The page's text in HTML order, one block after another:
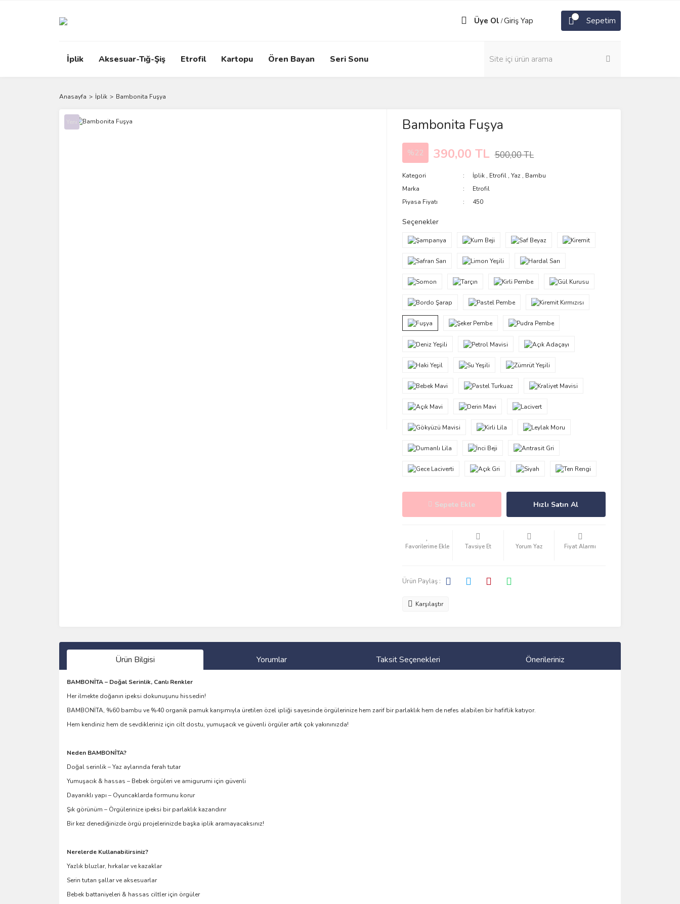
Üye Ol /Giriş Yap Sepetim
İplik Aksesuar-Tığ-Şiş Etrofil Kartopu Ören Bayan Seri Sonu
Anasayfa İplik Bambonita Fuşya
Bambonita Fuşya
%22 390,00 TL 500,00 TL
Kategori İplik , Etrofil,Yaz , Bambu
Marka
Etrofil
Piyasa Fiyatı
450
Seçenekler
Sepete Ekle Hızlı Satın Al
Tavsiye Et Yorum Yaz Fiyat Alarmı
Ürün Paylaş :
Karşılaştır
Ürün Bilgisi Yorumlar Taksit Seçenekleri Önerileriniz
BAMBONİTA – Doğal Serinlik, Canlı Renkler
Her ilmekte doğanın ipeksi dokunuşunu hissedin!
BAMBONİTA, %60 bambu ve %40 organik pamuk karışımıyla üretilen özel ipliği sayesinde örgülerinize hem zarif bir parlaklık hem de nefes alabilen bir hafiflik katıyor.
Hem kendiniz hem de sevdikleriniz için cilt dostu, yumuşacık ve güvenli örgüler artık çok yakınınızda!
Neden BAMBONİTA?
Doğal serinlik – Yaz aylarında ferah tutar
Yumuşacık & hassas – Bebek örgüleri ve amigurumi için güvenli
Dayanıklı yapı – Oyuncaklarda formunu korur
Şık görünüm – Örgülerinize ipeksi bir parlaklık kazandırır
Bir kez denediğinizde örgü projelerinizde başka iplik aramayacaksınız!
Nerelerde Kullanabilirsiniz?
Yazlık bluzlar, hırkalar ve kazaklar
Serin tutan şallar ve aksesuarlar
Bebek battaniyeleri & hassas ciltler için örgüler